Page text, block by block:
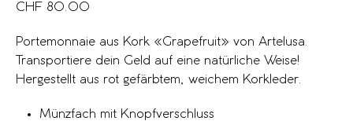
CHF 80.00
Portemonnaie aus Kork «Grapefruit» von Artelusa.
Transportiere dein Geld auf eine natürliche Weise!
Hergestellt aus rot gefärbtem, weichem Korkleder.
Münzfach mit Knopfverschluss